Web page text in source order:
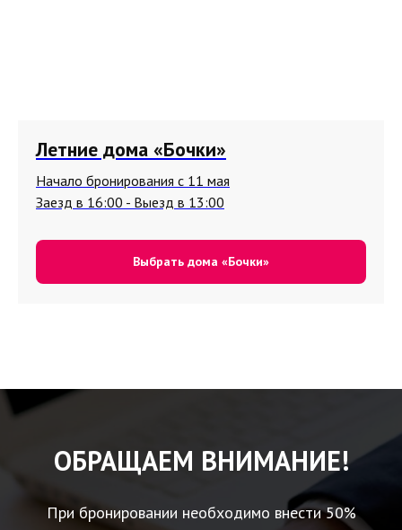
Летние дома «Бочки»
Начало бронирования с 11 мая
Заезд в 16:00 - Выезд в 13:00
Выбрать дома «Бочки»
ОБРАЩАЕМ ВНИМАНИЕ!
При бронировании необходимо внести 50%